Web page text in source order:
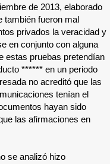
de 2013, elaborado
también fueron mal
privados la veracidad y
en conjunto con alguna
estas pruebas pretendían
****** en un periodo
no acreditó que las
tenían el
hayan sido
las afirmaciones en
se analizó hizo